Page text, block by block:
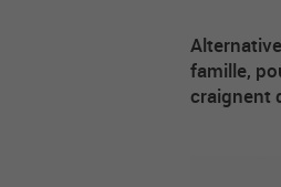
famille,
craignent